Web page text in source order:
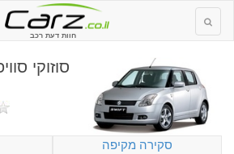
חוות דעת רכב
סקירה מקיפה